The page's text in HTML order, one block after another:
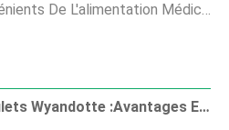
Médicamenteuse Pour Poulets
Poulets Wyandotte :avantages Et Inconvénients